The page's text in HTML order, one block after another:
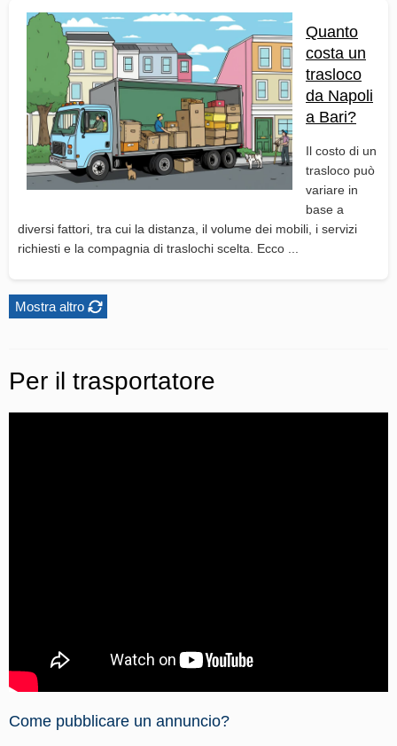
Quanto
costa un
trasloco
da Napoli
a Bari?
Il costo di un
trasloco può
variare in
base a
diversi fattori, tra cui la distanza, il volume dei mobili, i servizi
richiesti e la compagnia di traslochi scelta. Ecco ...
Mostra altro
Per il trasportatore
Come pubblicare un annuncio?